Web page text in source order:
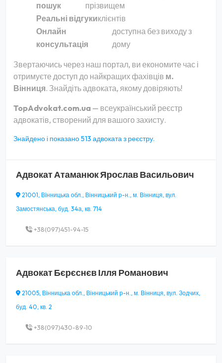
пошук
прізвищем
Реальні відгукиклієнтів
Онлайн
консультація
доступна без виходу з
дому
Звертаючись через наш портал, ви економите час і
отримуєте доступ до найкращих фахівців м.
Вінниця. Знайдіть адвоката, якому довіряють!
TopAdvokat.com.ua — всеукраїнський реєстр
адвокатів, створений для вашого захисту.
Знайдено і показано 513 адвоката з реєстру.
АдвокатАтаманюк Ярослав Васильович
21001, Вінницька обл., Вінницький р-н., м. Вінниця, вул.
Замостянська, буд. 34а, кв. 714
+38(097)451-94-15
АдвокатБєрєснєв Ілля Романович
21005, Вінницька обл., Вінницький р-н., м. Вінниця, вул. Зодчих,
буд. 40, кв. 2
+38(097)430-89-10